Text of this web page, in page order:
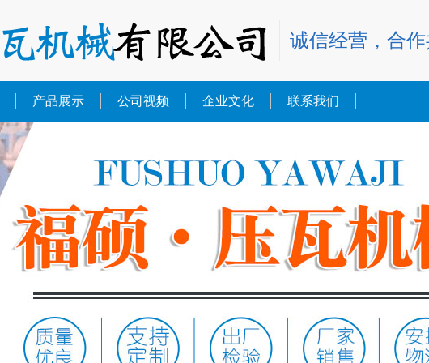
诚信经营，合
产品展示 公司视频 企业文化 联系我们